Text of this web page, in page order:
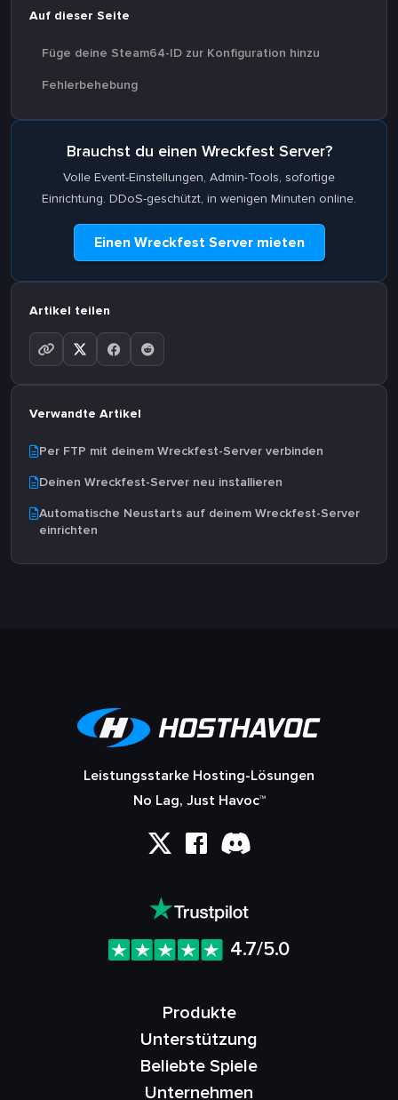
Auf dieser Seite
Füge deine Steam64-ID zur Konfiguration hinzu
Fehlerbehebung
Brauchst du einen Wreckfest Server?
Volle Event-Einstellungen, Admin-Tools, sofortige
Einrichtung. DDoS-geschützt, in wenigen Minuten online.
Einen Wreckfest Server mieten
Artikel teilen
Verwandte Artikel
Per FTP mit deinem Wreckfest-Server verbinden
Deinen Wreckfest-Server neu installieren
Automatische Neustarts auf deinem Wreckfest-Server
einrichten
Leistungsstarke Hosting-Lösungen
No Lag, Just Havoc™
4.7/5.0
Produkte
Unterstützung
Beliebte Spiele
Unternehmen